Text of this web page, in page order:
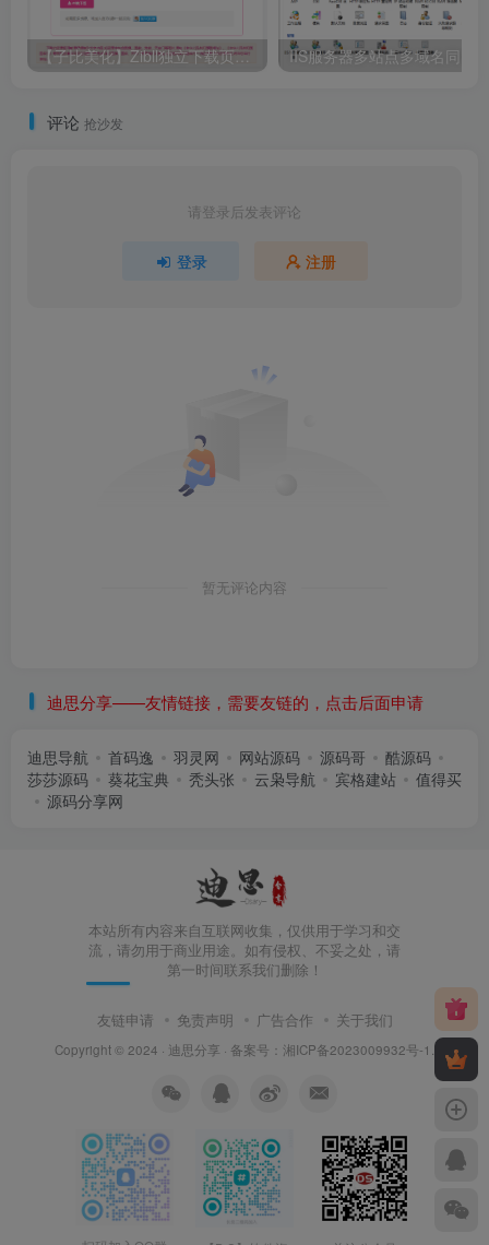
【子比美化】Zibll独立下载页面美化 效果如图，非常漂亮的美化
评论 抢沙发
请登录后发表评论
登录 注册
暂无评论内容
迪思分享——友情链接，需要友链的，点击后面申请
迪思导航 首码逸 羽灵网 网站源码 源码哥
酷源码
莎莎源码
葵花宝典 秃头张 云枭导航 宾格建站
值得买
源码分享网
本站所有内容来自互联网收集，仅供用于学习和交
流，请勿用于商业用途。如有侵权、不妥之处，请
第一时间联系我们删除！
友链申请 免责声明 广告合作 关于我们
Copyright © 2024 · 迪思分享 · 备案号： 湘ICP备2023009932号-1